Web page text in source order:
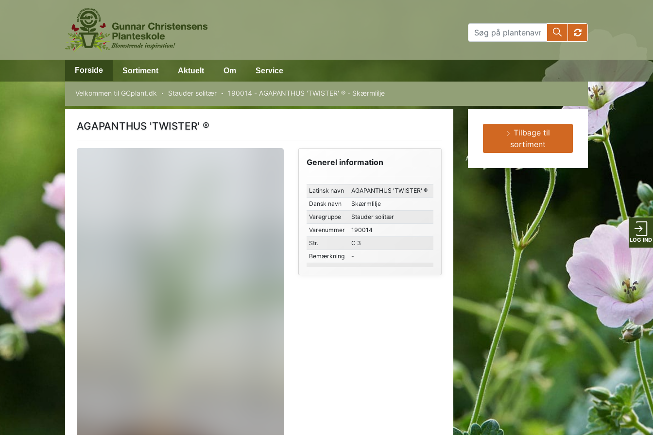
LOG IND
Forside Sortiment Aktuelt Om Service
Velkommen til GCplant.dk Stauder solitær 190014 - AGAPANTHUS 'TWISTER' ® - Skærmlilje
AGAPANTHUS 'TWISTER' ®
Generel information
Latinsk navn
AGAPANTHUS 'TWISTER' ®
Dansk navn
Skærmlilje
Varegruppe
Stauder solitær
Varenummer
190014
Str.
C 3
Bemærkning
-
Tilbage til
sortiment